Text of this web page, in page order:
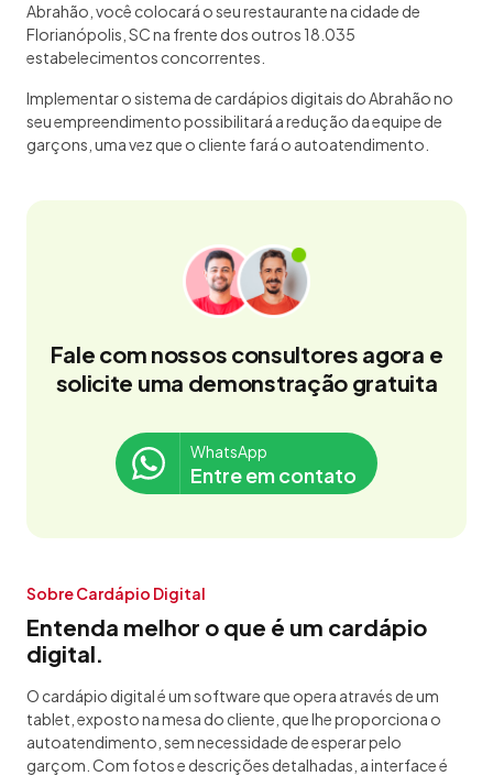
Abrahão, você colocará o seu restaurante na cidade de
Florianópolis, SC na frente dos outros 18.035
estabelecimentos concorrentes.
Implementar o sistema de cardápios digitais do Abrahão no
seu empreendimento possibilitará a redução da equipe de
garçons, uma vez que o cliente fará o autoatendimento.
Fale com nossos consultores agora e
solicite uma demonstração gratuita
WhatsApp
Entre em contato
Sobre Cardápio Digital
Entenda melhor o que é um cardápio
digital.
O cardápio digital é um software que opera através de um
tablet, exposto na mesa do cliente, que lhe proporciona o
autoatendimento, sem necessidade de esperar pelo
garçom. Com fotos e descrições detalhadas, a interface é